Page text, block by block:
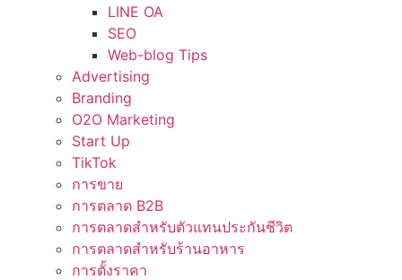
LINE OA
SEO
Web-blog Tips
Advertising
Branding
O2O Marketing
Start Up
TikTok
การขาย
การตลาด B2B
การตลาดสำหรับตัวแทนประกันชีวิต
การตลาดสำหรับร้านอาหาร
การตั้งราคา